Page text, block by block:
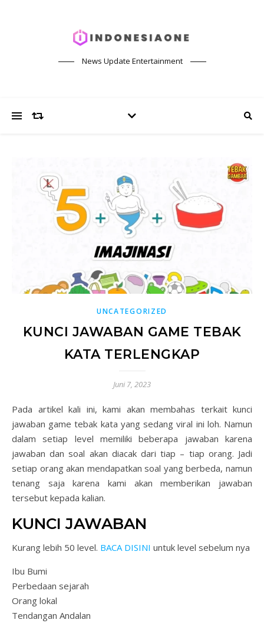
News Update Entertainment
UNCATEGORIZED
KUNCI JAWABAN GAME TEBAK
KATA TERLENGKAP
Juni 7, 2023
Pada artikel kali ini, kami akan membahas terkait kunci
jawaban game tebak kata yang sedang viral ini loh. Namun
dalam setiap level memiliki beberapa jawaban karena
jawaban dan soal akan diacak dari tiap – tiap orang. Jadi
setiap orang akan mendapatkan soal yang berbeda, namun
tenang saja karena kami akan memberikan jawaban
tersebut kepada kalian.
KUNCI JAWABAN
Kurang lebih 50 level. BACA DISINI untuk level sebelum nya
Ibu Bumi
Perbedaan sejarah
Orang lokal
Tendangan Andalan